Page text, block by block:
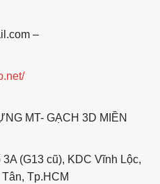
–
MT- GẠCH 3D MIỀN
(G13 cũ), KDC Vĩnh Lộc,
Tp.HCM